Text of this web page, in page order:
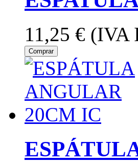
11,25 € (IVA
Comprar